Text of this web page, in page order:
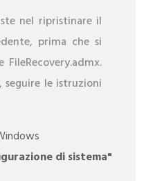
nel ripristinare il
prima che si
seguire le istruzioni
di sistema"